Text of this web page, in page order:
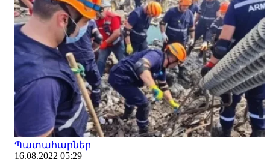
Պատահարներ
16.08.2022 05:29